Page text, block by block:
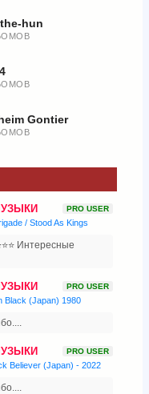
hun
Gontier
PRO USER
/ Stood As Kings
Интересные
PRO USER
Black (Japan) 1980
PRO USER
Believer (Japan) - 2022